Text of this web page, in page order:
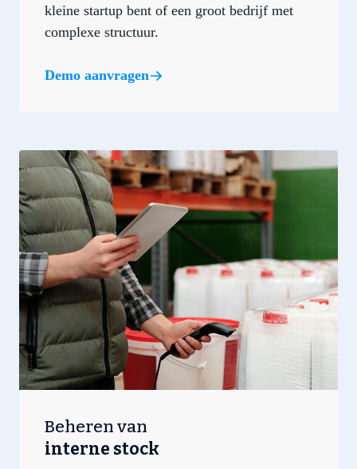
kleine startup bent of een groot bedrijf met
complexe structuur.
Demo aanvragen
Beheren van
interne stock